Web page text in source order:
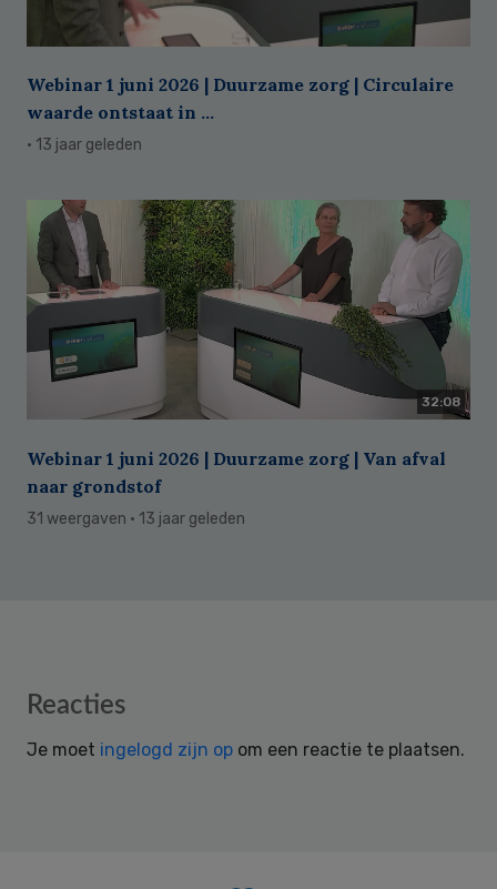
Webinar 1 juni 2026 | Duurzame zorg | Circulaire
waarde ontstaat in ...
· 13 jaar geleden
32:08
Webinar 1 juni 2026 | Duurzame zorg | Van afval
naar grondstof
31 weergaven · 13 jaar geleden
Reader
Reacties
Je moet ingelogd zijn op om een reactie te plaatsen.